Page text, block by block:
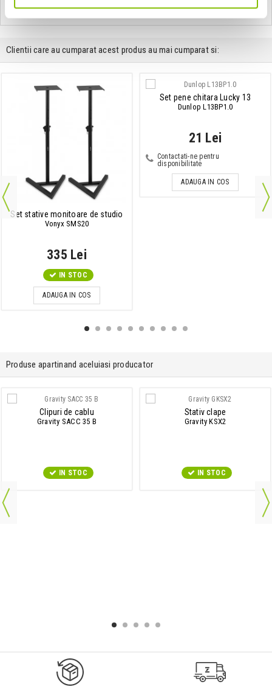
Vezi toate produsele producatoruluiGravity
Clientii care au cumparat acest produs au mai cumparat si:
Set stative monitoare de studio
Vonyx SMS20
335 Lei
IN STOC
ADAUGA IN COS
Set pene chitara Lucky 13
Dunlop L13BP1.0
21 Lei
Contactati-ne pentru
disponibilitate
ADAUGA IN COS
Produse apartinand aceluiasi producator
Clipuri de cablu
Gravity SACC 35 B
IN STOC
Stativ clape
Gravity KSX2
IN STOC